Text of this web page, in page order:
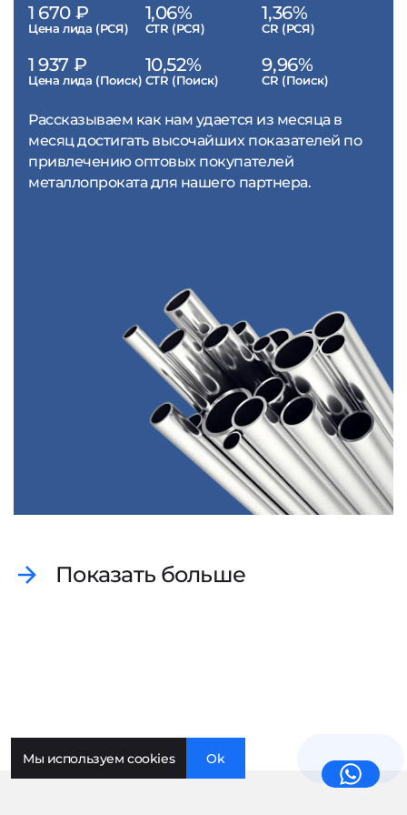
1 670 ₽
Цена лида (РСЯ)
1,06%
CTR (РСЯ)
1,36%
CR (РСЯ)
1 937 ₽
Цена лида (Поиск)
10,52%
CTR (Поиск)
9,96%
CR (Поиск)
Рассказываем как нам удается из месяца в
месяц достигать высочайших показателей по
привлечению оптовых покупателей
металлопроката для нашего партнера.
Показать больше
Мы используем cookies Ok